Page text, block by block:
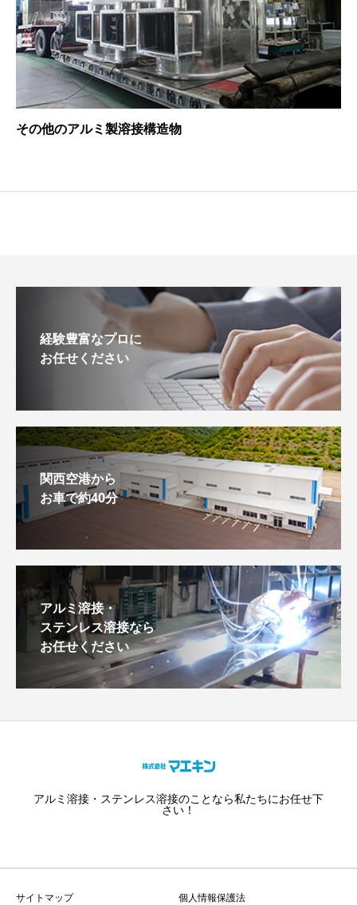
その他のアルミ製溶接構造物
経験豊富なプロに
お任せください
関西空港から
お車で約40分
アルミ溶接・
ステンレス溶接なら
お任せください
アルミ溶接・ステンレス溶接のことなら私たちにお任せ下
さい！
サイトマップ 個人情報保護法